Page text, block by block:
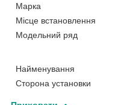
Марка
Місце встановлення
Модельний ряд
Найменування
Сторона установки